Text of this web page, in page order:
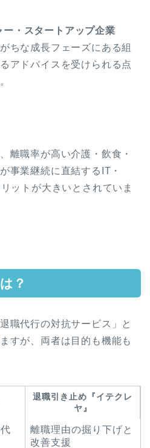
・スタートアップ企業
ちな成長フェーズにある組
アドバイスを受けられる点
離職率が高い介護・飲食・
事業継続に直結するIT・
ットが大きいとされていま
？
職代行の対抗サービス」と
すが、両者は目的も機能も
退職引き止め『イテクレ
ヤ』
離職理由の掘り下げと
改善支援